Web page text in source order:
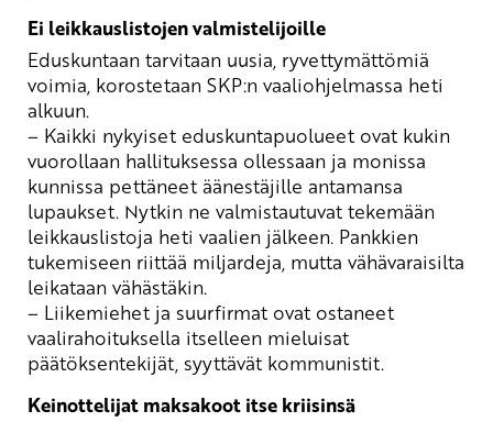
Ei leikkauslistojen valmistelijoille
Eduskuntaan tarvitaan uusia, ryvettymättömiä
voimia, korostetaan SKP:n vaaliohjelmassa heti
alkuun.
– Kaikki nykyiset eduskuntapuolueet ovat kukin
vuorollaan hallituksessa ollessaan ja monissa
kunnissa pettäneet äänestäjille antamansa
lupaukset. Nytkin ne valmistautuvat tekemään
leikkauslistoja heti vaalien jälkeen. Pankkien
tukemiseen riittää miljardeja, mutta vähävaraisilta
leikataan vähästäkin.
– Liikemiehet ja suurfirmat ovat ostaneet
vaalirahoituksella itselleen mieluisat
päätöksentekijät, syyttävät kommunistit.
Keinottelijat maksakoot itse kriisinsä